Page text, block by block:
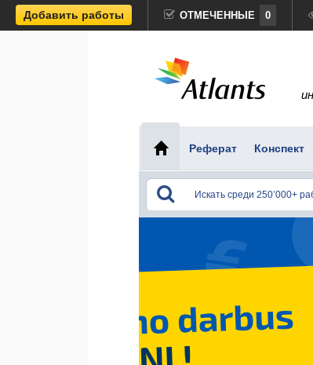
Добавить работы ОТМЕЧЕННЫЕ 0
Реферат Конспект